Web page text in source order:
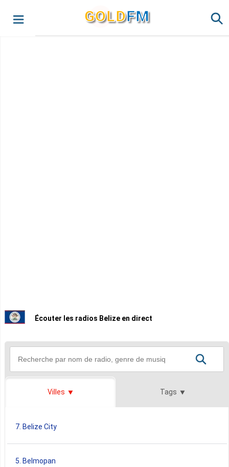
GOLDFM
Écouter les radios Belize en direct
Villes Tags
7. Belize City
5. Belmopan